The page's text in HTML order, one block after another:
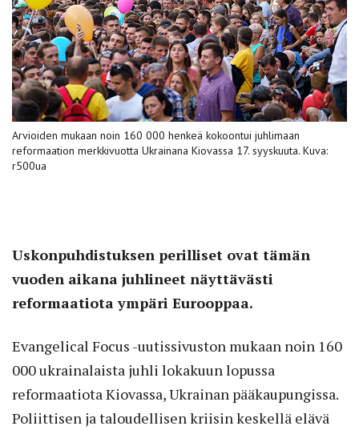
Arvioiden mukaan noin 160 000 henkeä kokoontui juhlimaan
reformaation merkkivuotta Ukrainana Kiovassa 17. syyskuuta. Kuva:
r500ua
Uskonpuhdistuksen perilliset ovat tämän
vuoden aikana juhlineet näyttävästi
reformaatiota ympäri Eurooppaa.
Evangelical Focus -uutissivuston mukaan noin 160
000 ukrainalaista juhli lokakuun lopussa
reformaatiota Kiovassa, Ukrainan pääkaupungissa.
Poliittisen ja taloudellisen kriisin keskellä elävä